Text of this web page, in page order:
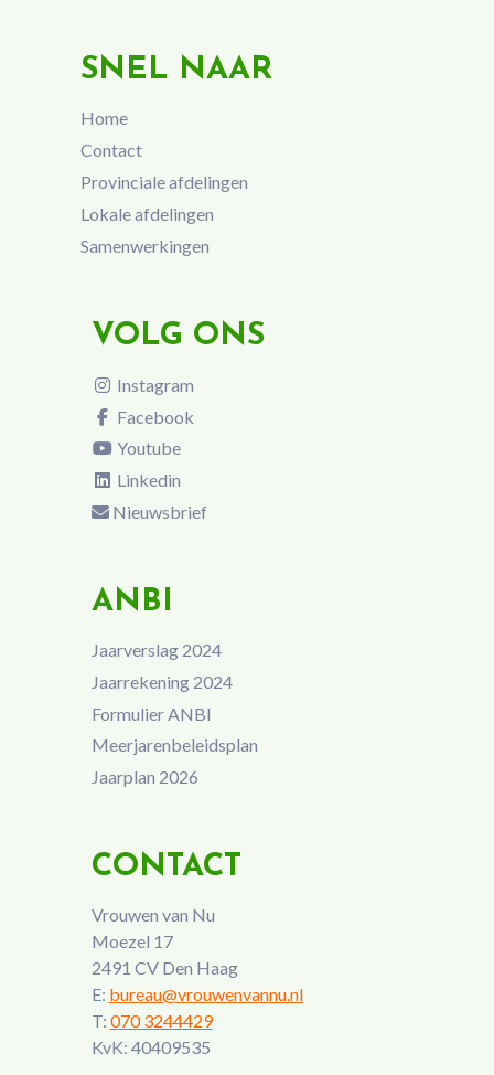
SNEL NAAR
Home
Contact
Provinciale afdelingen
Lokale afdelingen
Samenwerkingen
VOLG ONS
Instagram
Facebook
Youtube
Linkedin
Nieuwsbrief
ANBI
Jaarverslag 2024
Jaarrekening 2024
Formulier ANBI
Meerjarenbeleidsplan
Jaarplan 2026
CONTACT
Vrouwen van Nu
Moezel 17
2491 CV Den Haag
E: bureau@vrouwenvannu.nl
T: 070 3244429
KvK: 40409535